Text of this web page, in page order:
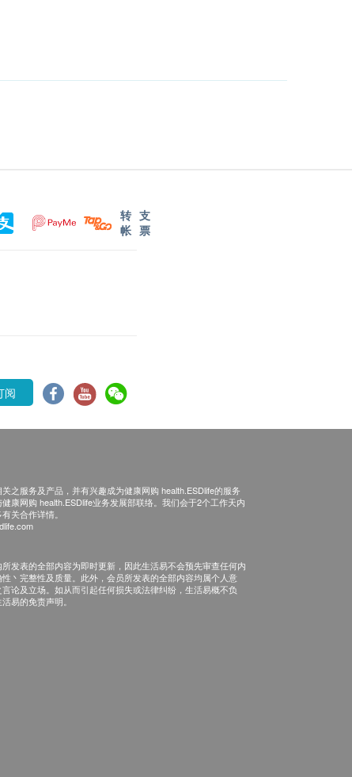
转
帐
支
票
阅
之服务及产品，并有兴趣成为健康网购 health.ESDlife的服务
康网购 health.ESDlife业务发展部联络。我们会于2个工作天内
关合作详情。
发表的全部内容为即时更新，因此生活易不会预先审查任何内
丶完整性及质量。此外，会员所发表的全部内容均属个人意
论及立场。如从而引起任何损失或法律纠纷，生活易概不负
易的免责声明。